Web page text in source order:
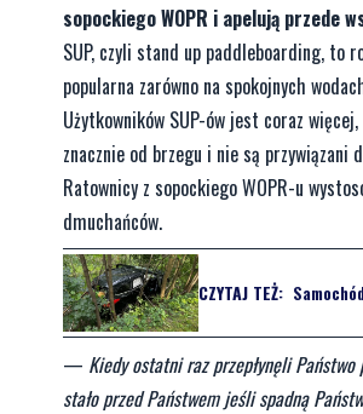
sopockiego WOPR i apelują przede
SUP, czyli stand up paddleboarding, to
popularna zarówno na spokojnych
Użytkowników SUP-ów jest coraz
znacznie od brzegu i nie są przywiązani
Ratownicy z sopockiego WOPR-u
dmuchańców.
CZYTAJ TEŻ:
— Kiedy ostatni raz przepłynęli
stało przed Państwem jeśli spadną